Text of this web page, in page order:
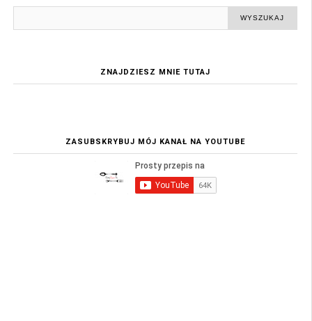
ZNAJDZIESZ MNIE TUTAJ
ZASUBSKRYBUJ MÓJ KANAŁ NA YOUTUBE